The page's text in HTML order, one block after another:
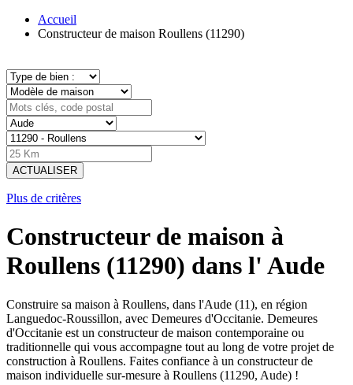
Accueil
Constructeur de maison Roullens (11290)
ACTUALISER
Plus de critères
Constructeur de maison à
Roullens (11290) dans l' Aude
Construire sa maison à Roullens, dans l'Aude (11), en région
Languedoc-Roussillon, avec Demeures d'Occitanie. Demeures
d'Occitanie est un constructeur de maison contemporaine ou
traditionnelle qui vous accompagne tout au long de votre projet de
construction à Roullens. Faites confiance à un constructeur de
maison individuelle sur-mesure à Roullens (11290, Aude) !